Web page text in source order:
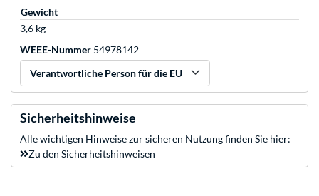
Gewicht
3,6 kg
WEEE-Nummer 54978142
Verantwortliche Person für die EU
Sicherheitshinweise
Alle wichtigen Hinweise zur sicheren Nutzung finden Sie hier:
Zu den Sicherheitshinweisen